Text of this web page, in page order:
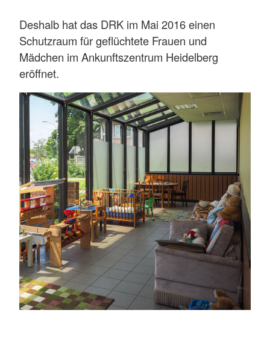
Deshalb hat das DRK im Mai 2016 einen
Schutzraum für geflüchtete Frauen und
Mädchen im Ankunftszentrum Heidelberg
eröffnet.